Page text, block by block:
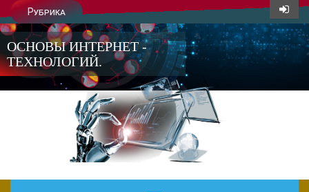
Рубрика
ОСНОВЫ ИНТЕРНЕТ -
ТЕХНОЛОГИЙ.